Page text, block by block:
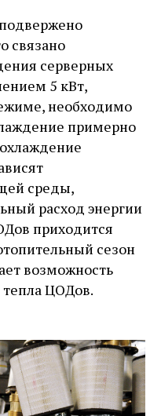
связано
серверных
5 кВт,
необходимо
примерно
среды,
расход энергии
приходится
сезон
возможность
тепла ЦОДов.